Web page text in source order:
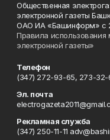
Общественная
электронной газеты
ОАО ИА «Башинформ» с
Правила
электронной газеты»
Телефон
(347) 272-93-65, 273-32-
Эл. почта
Рекламная служба
(347) 250-11-11